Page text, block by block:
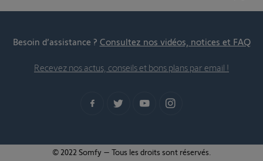
Besoin d’assistance ? Consultez nos vidéos, notices et FAQ
Recevez nos actus, conseils et bons plans par email !
© 2022 Somfy – Tous les droits sont réservés.